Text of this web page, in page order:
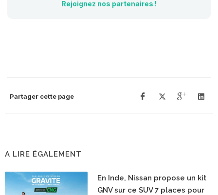
Rejoignez nos partenaires !
Partager cette page
A LIRE ÉGALEMENT
En Inde, Nissan propose un kit
GNV sur ce SUV 7 places pour